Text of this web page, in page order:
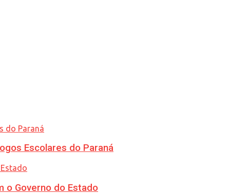
Escolares do Paraná
o Governo do Estado